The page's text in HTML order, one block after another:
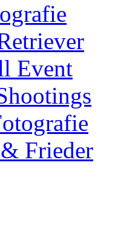
Event
Frieder